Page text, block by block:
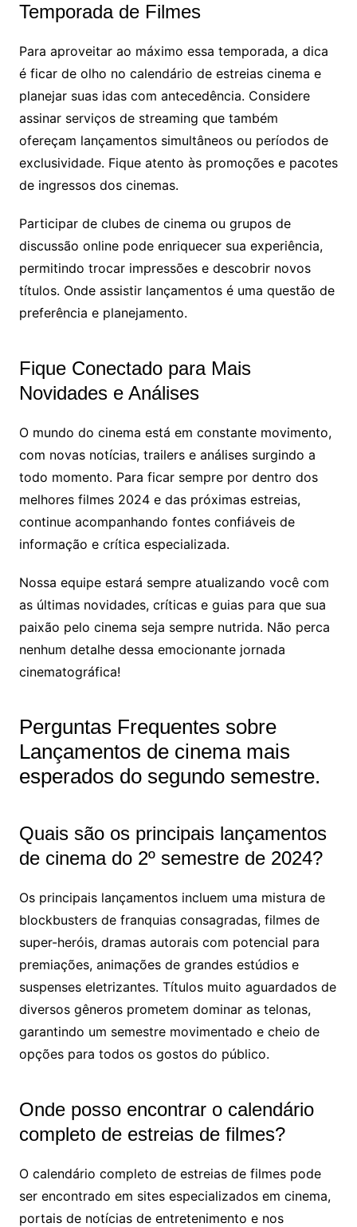
Temporada de Filmes
Para aproveitar ao máximo essa temporada, a dica
é ficar de olho no calendário de estreias cinema e
planejar suas idas com antecedência. Considere
assinar serviços de streaming que também
ofereçam lançamentos simultâneos ou períodos de
exclusividade. Fique atento às promoções e pacotes
de ingressos dos cinemas.
Participar de clubes de cinema ou grupos de
discussão online pode enriquecer sua experiência,
permitindo trocar impressões e descobrir novos
títulos. Onde assistir lançamentos é uma questão de
preferência e planejamento.
Fique Conectado para Mais
Novidades e Análises
O mundo do cinema está em constante movimento,
com novas notícias, trailers e análises surgindo a
todo momento. Para ficar sempre por dentro dos
melhores filmes 2024 e das próximas estreias,
continue acompanhando fontes confiáveis de
informação e crítica especializada.
Nossa equipe estará sempre atualizando você com
as últimas novidades, críticas e guias para que sua
paixão pelo cinema seja sempre nutrida. Não perca
nenhum detalhe dessa emocionante jornada
cinematográfica!
Perguntas Frequentes sobre
Lançamentos de cinema mais
esperados do segundo semestre.
Quais são os principais lançamentos
de cinema do 2º semestre de 2024?
Os principais lançamentos incluem uma mistura de
blockbusters de franquias consagradas, filmes de
super-heróis, dramas autorais com potencial para
premiações, animações de grandes estúdios e
suspenses eletrizantes. Títulos muito aguardados de
diversos gêneros prometem dominar as telonas,
garantindo um semestre movimentado e cheio de
opções para todos os gostos do público.
Onde posso encontrar o calendário
completo de estreias de filmes?
O calendário completo de estreias de filmes pode
ser encontrado em sites especializados em cinema,
portais de notícias de entretenimento e nos